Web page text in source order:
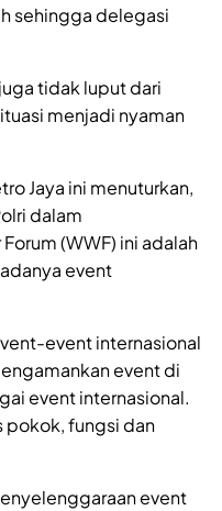
sehingga delegasi
tidak luput dari
menjadi nyaman
Jaya ini menuturkan,
dalam
(WWF) ini adalah
event
event internasional
event di
event internasional.
pokok, fungsi dan
event